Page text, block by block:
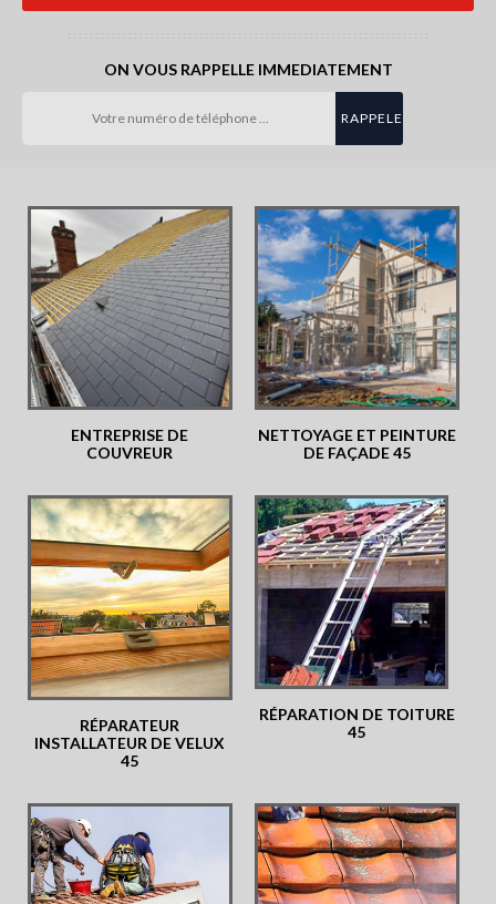
ON VOUS RAPPELLE IMMEDIATEMENT
ENTREPRISE DE
COUVREUR
NETTOYAGE ET PEINTURE
DE FAÇADE 45
RÉPARATEUR
INSTALLATEUR DE VELUX
45
RÉPARATION DE TOITURE
45